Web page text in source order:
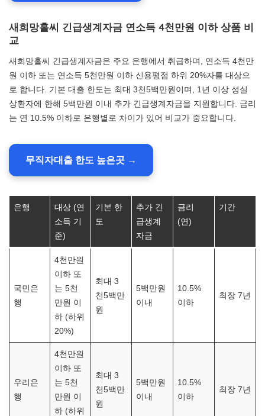
새희망홀씨 긴급생계자금 연소득 4천만원 이하 상품 비
교
새희망홀씨 긴급생계자금은 주요 은행에서 취급하며, 연소득 4천만
원 이하 또는 연소득 5천만원 이하 신용평점 하위 20%자를 대상으
로 합니다. 기본 대출 한도는 최대 3천5백만원이며, 1년 이상 성실
상환자에 한해 5백만원 이내 추가 긴급생계자금을 지원합니다. 금리
는 연 10.5% 이하로 은행별로 차이가 있어 비교가 중요합니다.
무직자대출 한도 높은곳 →
은행
대상 (연
소득 기
준)
기본 한
도
추가 긴
급생계
자금
금리
(연)
기간
국민은
행
4천만원
이하 또
는 5천
만원 이
하 (하위
20%)
최대 3
천5백만
원
5백만원
이내
10.5%
이하
최장 7년
우리은
행
4천만원
이하 또
는 5천
만원 이
하 (하위
최대 3
천5백만
원
5백만원
이내
10.5%
이하
최장 7년